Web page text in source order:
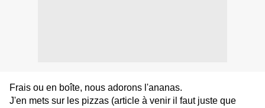
Frais ou en boîte, nous adorons l'ananas.
J'en mets sur les pizzas (article à venir il faut juste que